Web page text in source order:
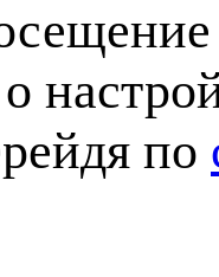
по